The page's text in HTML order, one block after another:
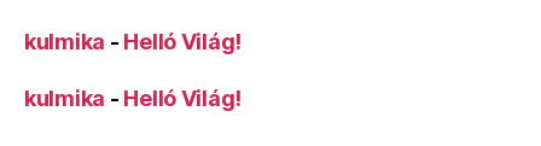
kulmika - Helló Világ!
kulmika - Helló Világ!